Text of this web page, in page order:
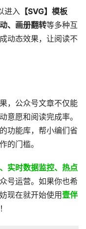
进入
【SVG】模板
动、画册翻转等多种互
动态效果，让阅读不
，公众号文章不仅能
意愿和阅读完成率。
功能库，帮小编们省
的门槛。
实时数据监控、热点
号运营。如果你也希
现在就开始使用 壹伴